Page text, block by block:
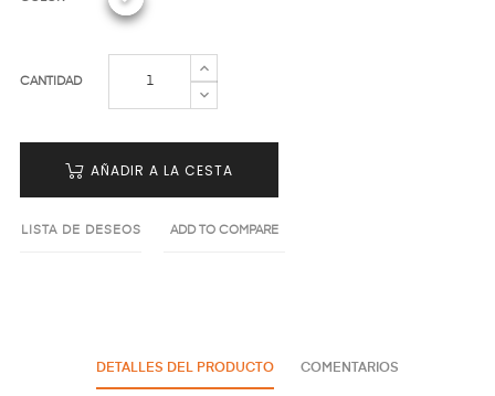
CANTIDAD
AÑADIR A LA CESTA
LISTA DE DESEOS ADD TO COMPARE
DETALLES DEL PRODUCTO COMENTARIOS